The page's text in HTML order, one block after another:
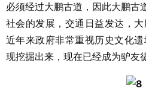
必须经过大鹏古道，因此大鹏古
社会的发展，交通日益发达，
近年来政府非常重视历史文化
现挖掘出来，现在已经成为驴友